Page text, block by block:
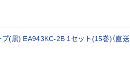
(黒) EA943KC-2B 1セット(15巻)（直送